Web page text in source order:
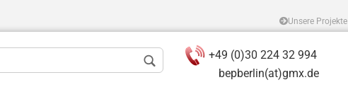
Unsere Projekte
+49 (0)30 224 32 994
bepberlin(at)gmx.de